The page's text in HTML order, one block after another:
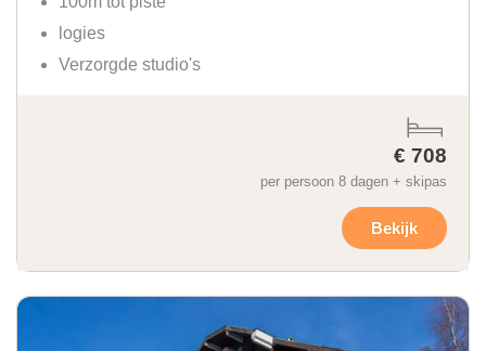
logies
Verzorgde studio's
€ 708
per persoon 8 dagen + skipas
Bekijk